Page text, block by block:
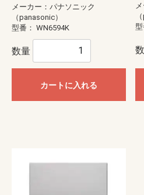
メーカー：パナソニック
（panasonic）
型番： WN6594K
数量
カートに入れる
型